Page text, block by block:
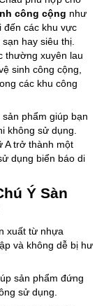
công cộng như
đến các khu vực
hay siêu thị.
thường xuyên lau
sinh công cộng,
các khu công
phẩm giúp bạn
không sử dụng.
A trở thành một
dụng biển báo di
Ý Sàn
xuất từ nhựa
và không dễ bị hư
sản phẩm đứng
sử dụng.